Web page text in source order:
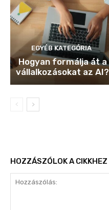
EGYÉB KATEGÓRIA
Hogyan formálja át a
vállalkozásokat az AI?
HOZZÁSZÓLOK A CIKKHEZ